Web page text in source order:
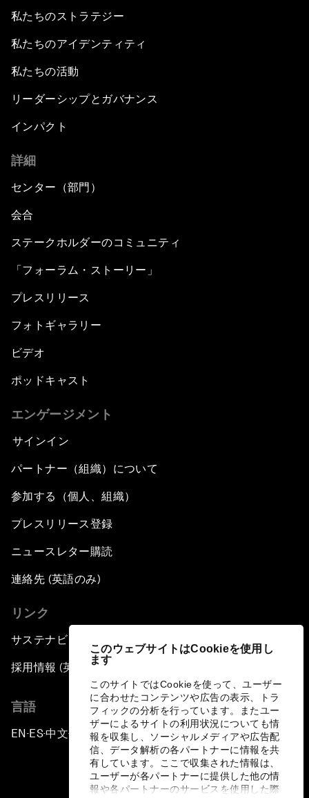
このウェブサイトはCookieを使用し
ます
このサイトではCookieを使って、ユーザー
に合わせたコンテンツや広告の表示、トラ
フィックの分析を行っています。またユー
ザーによるサイトの利用状況についても情
報を収集し、ソーシャルメディアや広告配
信、データ解析の各パートナーに情報を共
有しています。ここで収集された情報は、
ユーザーが各パートナーに提供した他の情
報や各パートナーのサービスを使用した際
私たちのストラテジー
私たちのアイデンティティ
私たちの活動
リーダーシップとガバナンス
インパクト
詳細
センター（部門）
会合
ステークホルダーのコミュニティ
「フォーラム・ストーリー」
プレスリリース
フォトギャラリー
ビデオ
ポッドキャスト
エンゲージメント
サインイン
パートナー（組織）について
参加する（個人、組織）
プレスリリース登録
ニュースレター購読
連絡先 (英語のみ)
リンク
サステナビリティへの取り組み
採用情報 (英語のみ)
言語
EN ▪ES▪中文▪ 日本語